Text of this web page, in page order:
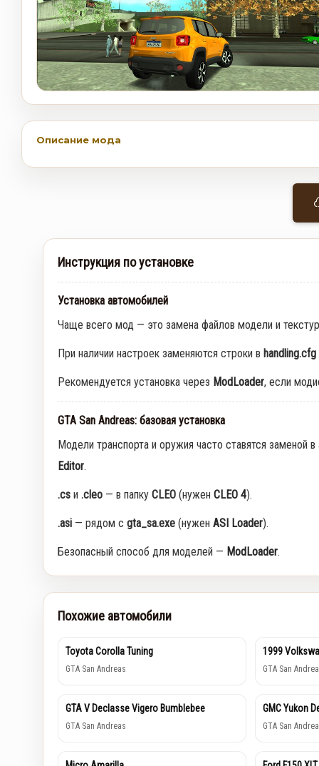
Описание мода
Инструкция по установке
Установка автомобилей
Чаще всего мод — это замена файлов модели и
При наличии настроек заменяются строки в handling.cfg
Рекомендуется установка через ModLoader, если
GTA San Andreas: базовая установка
Модели транспорта и оружия часто ставятся заменой
Editor.
.cs и .cleo — в папку CLEO (нужен CLEO 4).
.asi — рядом с gta_sa.exe (нужен ASI Loader).
Безопасный способ для моделей — ModLoader.
Похожие автомобили
Toyota Corolla Tuning
GTA San Andreas
1999
GTA San
GTA V Declasse Vigero Bumblebee
GTA San Andreas
GMC Yukon
GTA San